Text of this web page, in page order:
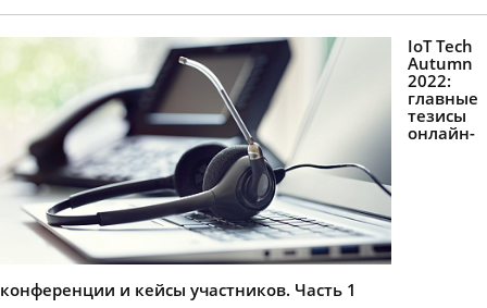
IoT Tech
Autumn
2022:
главные
тезисы
онлайн-
конференции и кейсы участников. Часть 1